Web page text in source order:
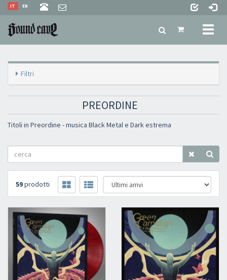
EN
IT
Filtri
PREORDINE
Titoli in Preordine - musica Black Metal e Dark estrema
59prodotti